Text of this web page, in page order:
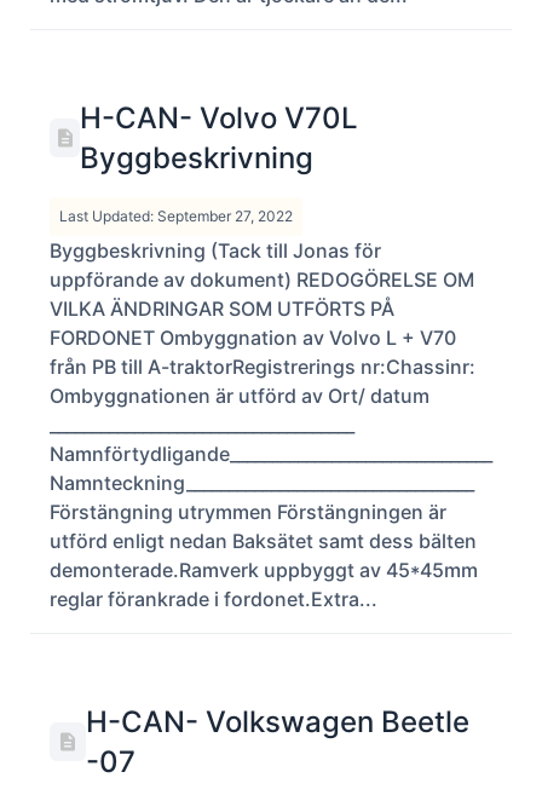
H-CAN- Volvo V70L
Byggbeskrivning
Last Updated: September 27, 2022
Byggbeskrivning (Tack till Jonas för
uppförande av dokument) REDOGÖRELSE OM
VILKA ÄNDRINGAR SOM UTFÖRTS PÅ
FORDONET Ombyggnation av Volvo L + V70
från PB till A-traktorRegistrerings nr:Chassinr:
Ombyggnationen är utförd av Ort/ datum
Namnförtydligande_______________________________
Namnteckning__________________________________
Förstängning utrymmen Förstängningen är
utförd enligt nedan Baksätet samt dess bälten
demonterade.Ramverk uppbyggt av 45*45mm
reglar förankrade i fordonet.Extra...
H-CAN- Volkswagen Beetle
-07